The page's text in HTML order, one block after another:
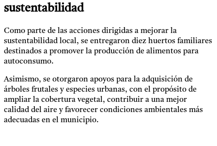
sustentabilidad
Como parte de las acciones dirigidas a mejorar la
sustentabilidad local, se entregaron diez huertos familiares
destinados a promover la producción de alimentos para
autoconsumo.
Asimismo, se otorgaron apoyos para la adquisición de
árboles frutales y especies urbanas, con el propósito de
ampliar la cobertura vegetal, contribuir a una mejor
calidad del aire y favorecer condiciones ambientales más
adecuadas en el municipio.